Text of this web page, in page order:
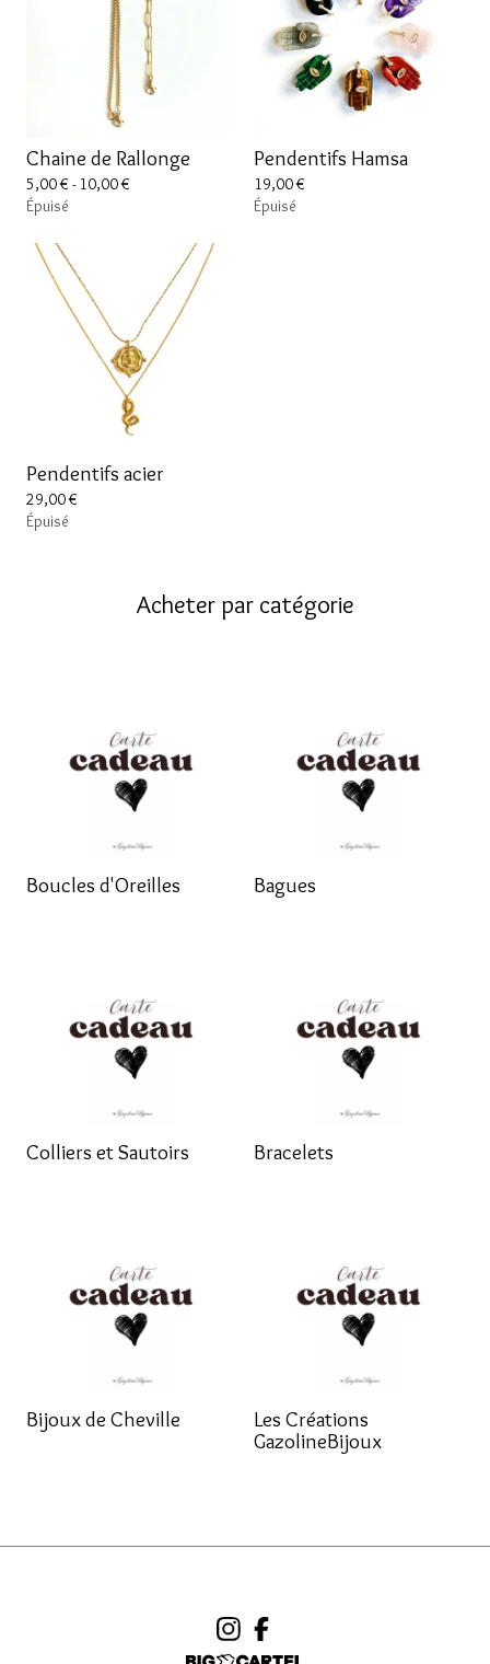
Chaine de Rallonge
5,00€ - 10,00€
Épuisé
Pendentifs Hamsa
19,00€
Épuisé
Pendentifs acier
29,00€
Épuisé
Acheter par catégorie
Boucles d'Oreilles Bagues
Colliers et Sautoirs Bracelets
Bijoux de Cheville
Les Créations
GazolineBijoux